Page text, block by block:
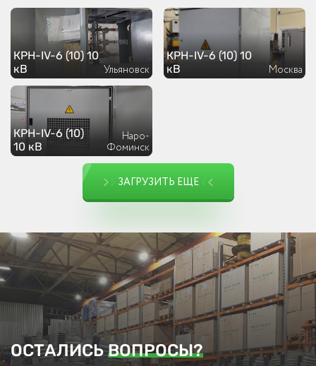
КРН-IV-6 (10) 10
кВ
Ульяновск
КРН-IV-6 (10) 10
кВ
Москва
КРН-IV-6 (10)
10 кВ
Наро-
Фоминск
ЗАГРУЗИТЬ ЕЩЕ
ОСТАЛИСЬВОПРОСЫ?